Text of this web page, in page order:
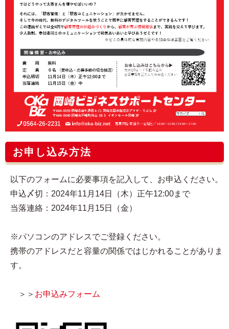
お申し込み方法
以下のフォームに必要事項を記入して、お申込ください。
申込〆切：2024年11月14日（木）正午12:00まで
当落連絡：2024年11月15日（金）
※パソコンのアドレスでご登録ください。
携帯のアドレスだと容量の関係ではじかれることがありま
す。
＞＞ お申込みフォーム